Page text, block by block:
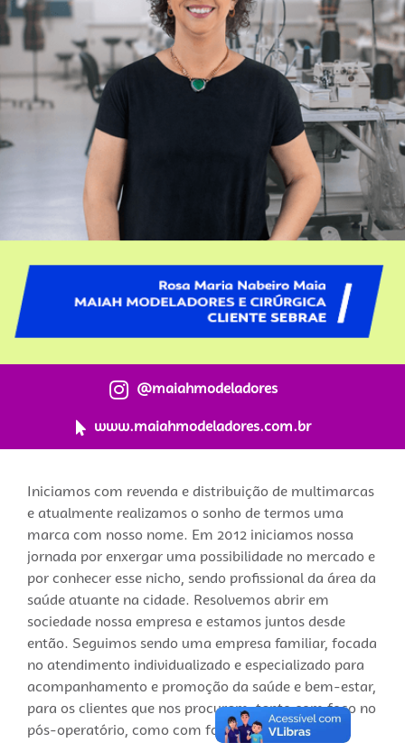
@maiahmodeladores
www.maiahmodeladores.com.br
Iniciamos com revenda e distribuição de multimarcas
e atualmente realizamos o sonho de termos uma
marca com nosso nome. Em 2012 iniciamos nossa
jornada por enxergar uma possibilidade no mercado e
por conhecer esse nicho, sendo profissional da área da
saúde atuante na cidade. Resolvemos abrir em
sociedade nossa empresa e estamos juntos desde
então. Seguimos sendo uma empresa familiar, focada
no atendimento individualizado e especializado para
acompanhamento e promoção da saúde e bem-estar,
para os clientes que nos procuram, tanto com foco no
pós-operatório, como com foco na parte estética.